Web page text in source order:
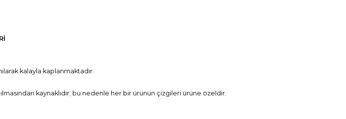
kalayla kaplanmaktadır.
kaynaklıdır; bu nedenle her bir ürünün çizgileri ürüne özeldir.